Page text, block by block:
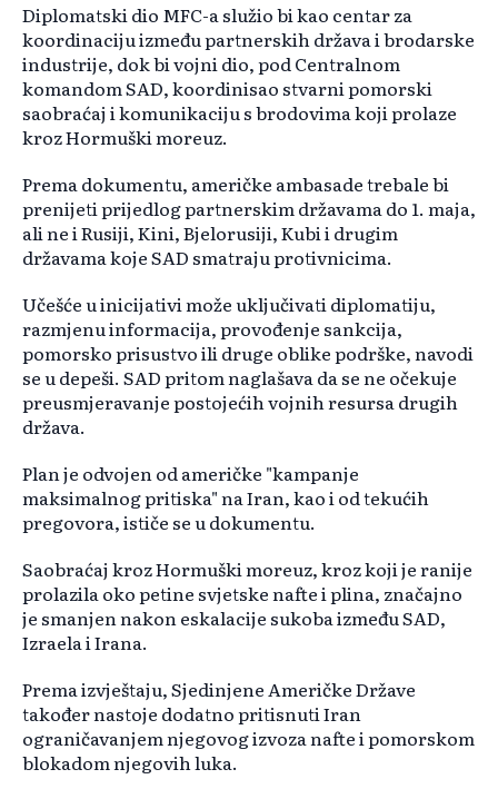
Diplomatski dio MFC-a služio bi kao centar za
koordinaciju između partnerskih država i brodarske
industrije, dok bi vojni dio, pod Centralnom
komandom SAD, koordinisao stvarni pomorski
saobraćaj i komunikaciju s brodovima koji prolaze
kroz Hormuški moreuz.
Prema dokumentu, američke ambasade trebale bi
prenijeti prijedlog partnerskim državama do 1. maja,
ali ne i Rusiji, Kini, Bjelorusiji, Kubi i drugim
državama koje SAD smatraju protivnicima.
Učešće u inicijativi može uključivati diplomatiju,
razmjenu informacija, provođenje sankcija,
pomorsko prisustvo ili druge oblike podrške, navodi
se u depeši. SAD pritom naglašava da se ne očekuje
preusmjeravanje postojećih vojnih resursa drugih
država.
Plan je odvojen od američke "kampanje
maksimalnog pritiska" na Iran, kao i od tekućih
pregovora, ističe se u dokumentu.
Saobraćaj kroz Hormuški moreuz, kroz koji je ranije
prolazila oko petine svjetske nafte i plina, značajno
je smanjen nakon eskalacije sukoba između SAD,
Izraela i Irana.
Prema izvještaju, Sjedinjene Američke Države
također nastoje dodatno pritisnuti Iran
ograničavanjem njegovog izvoza nafte i pomorskom
blokadom njegovih luka.